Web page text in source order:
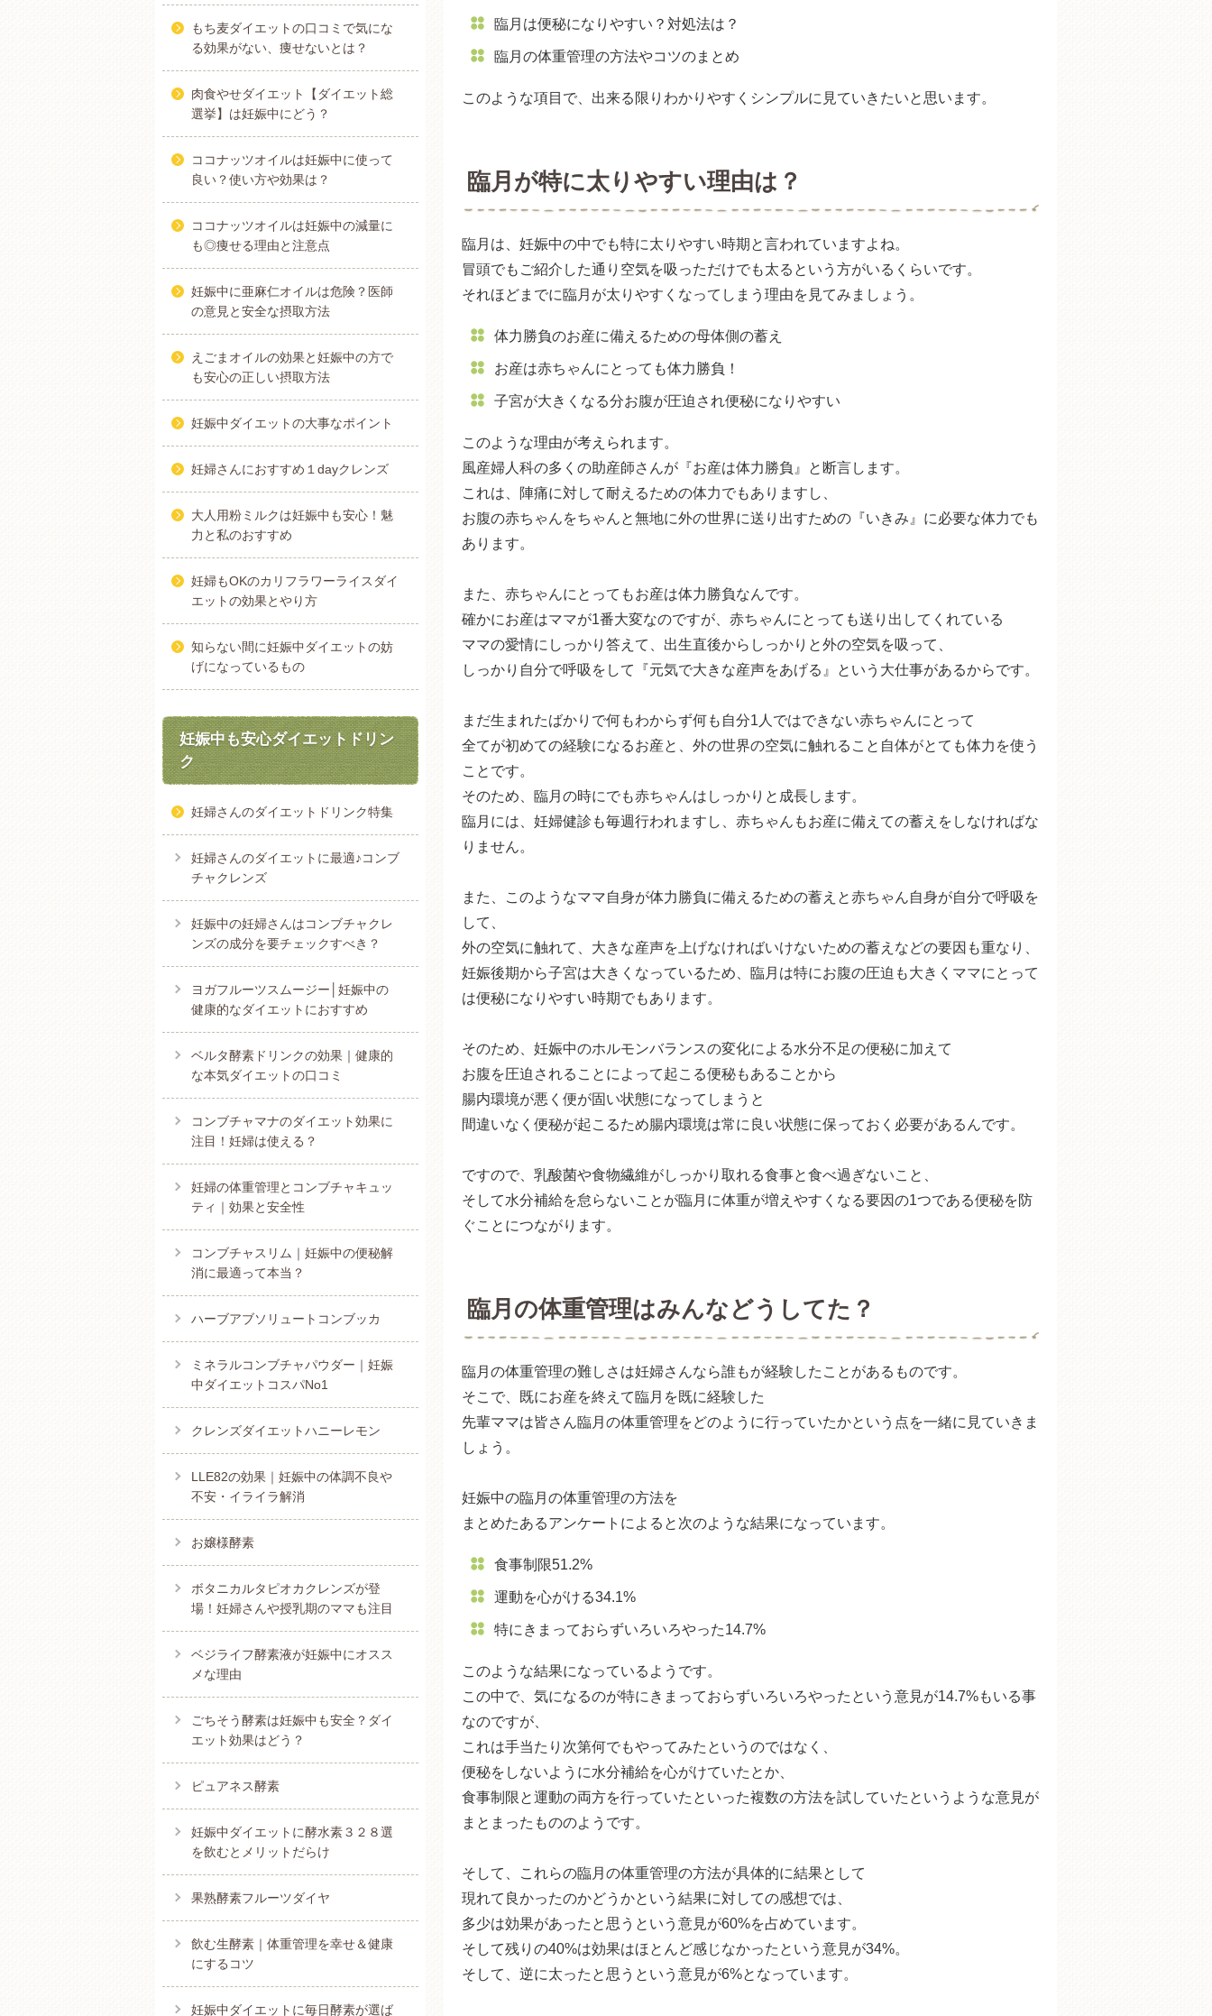
臨月は便秘になりやすい？対処法は？
臨月の体重管理の方法やコツのまとめ
このような項目で、出来る限りわかりやすくシンプルに見ていきたいと思います。
臨月が特に太りやすい理由は？
臨月は、妊娠中の中でも特に太りやすい時期と言われていますよね。
冒頭でもご紹介した通り空気を吸っただけでも太るという方がいるくらいです。
それほどまでに臨月が太りやすくなってしまう理由を見てみましょう。
体力勝負のお産に備えるための母体側の蓄え
お産は赤ちゃんにとっても体力勝負！
子宮が大きくなる分お腹が圧迫され便秘になりやすい
このような理由が考えられます。
風産婦人科の多くの助産師さんが『お産は体力勝負』と断言します。
これは、陣痛に対して耐えるための体力でもありますし、
お腹の赤ちゃんをちゃんと無地に外の世界に送り出すための『いきみ』に必要な体力でも
あります。
また、赤ちゃんにとってもお産は体力勝負なんです。
確かにお産はママが1番大変なのですが、赤ちゃんにとっても送り出してくれている
ママの愛情にしっかり答えて、出生直後からしっかりと外の空気を吸って、
しっかり自分で呼吸をして『元気で大きな産声をあげる』という大仕事があるからです。
まだ生まれたばかりで何もわからず何も自分1人ではできない赤ちゃんにとって
全てが初めての経験になるお産と、外の世界の空気に触れること自体がとても体力を使う
ことです。
そのため、臨月の時にでも赤ちゃんはしっかりと成長します。
臨月には、妊婦健診も毎週行われますし、赤ちゃんもお産に備えての蓄えをしなければな
りません。
また、このようなママ自身が体力勝負に備えるための蓄えと赤ちゃん自身が自分で呼吸を
して、
外の空気に触れて、大きな産声を上げなければいけないための蓄えなどの要因も重なり、
妊娠後期から子宮は大きくなっているため、臨月は特にお腹の圧迫も大きくママにとって
は便秘になりやすい時期でもあります。
そのため、妊娠中のホルモンバランスの変化による水分不足の便秘に加えて
お腹を圧迫されることによって起こる便秘もあることから
腸内環境が悪く便が固い状態になってしまうと
間違いなく便秘が起こるため腸内環境は常に良い状態に保っておく必要があるんです。
ですので、乳酸菌や食物繊維がしっかり取れる食事と食べ過ぎないこと、
そして水分補給を怠らないことが臨月に体重が増えやすくなる要因の1つである便秘を防
ぐことにつながります。
臨月の体重管理はみんなどうしてた？
臨月の体重管理の難しさは妊婦さんなら誰もが経験したことがあるものです。
そこで、既にお産を終えて臨月を既に経験した
先輩ママは皆さん臨月の体重管理をどのように行っていたかという点を一緒に見ていきま
しょう。
妊娠中の臨月の体重管理の方法を
まとめたあるアンケートによると次のような結果になっています。
食事制限51.2%
運動を心がける34.1%
特にきまっておらずいろいろやった14.7%
このような結果になっているようです。
この中で、気になるのが特にきまっておらずいろいろやったという意見が14.7%もいる事
なのですが、
これは手当たり次第何でもやってみたというのではなく、
便秘をしないように水分補給を心がけていたとか、
食事制限と運動の両方を行っていたといった複数の方法を試していたというような意見が
まとまったもののようです。
そして、これらの臨月の体重管理の方法が具体的に結果として
現れて良かったのかどうかという結果に対しての感想では、
多少は効果があったと思うという意見が60%を占めています。
そして残りの40%は効果はほとんど感じなかったという意見が34%。
そして、逆に太ったと思うという意見が6%となっています。
もち麦ダイエットの口コミで気にな
る効果がない、痩せないとは？
肉食やせダイエット【ダイエット総
選挙】は妊娠中にどう？
ココナッツオイルは妊娠中に使って
良い？使い方や効果は？
ココナッツオイルは妊娠中の減量に
も◎痩せる理由と注意点
妊娠中に亜麻仁オイルは危険？医師
の意見と安全な摂取方法
えごまオイルの効果と妊娠中の方で
も安心の正しい摂取方法
妊娠中ダイエットの大事なポイント
妊婦さんにおすすめ１dayクレンズ
大人用粉ミルクは妊娠中も安心！魅
力と私のおすすめ
妊婦もOKのカリフラワーライスダイ
エットの効果とやり方
知らない間に妊娠中ダイエットの妨
げになっているもの
妊娠中も安心ダイエットドリン
ク
妊婦さんのダイエットドリンク特集
妊婦さんのダイエットに最適♪コンブ
チャクレンズ
妊娠中の妊婦さんはコンブチャクレ
ンズの成分を要チェックすべき？
ヨガフルーツスムージー│妊娠中の
健康的なダイエットにおすすめ
ベルタ酵素ドリンクの効果｜健康的
な本気ダイエットの口コミ
コンブチャマナのダイエット効果に
注目！妊婦は使える？
妊婦の体重管理とコンブチャキュッ
ティ｜効果と安全性
コンブチャスリム｜妊娠中の便秘解
消に最適って本当？
ハーブアブソリュートコンブッカ
ミネラルコンブチャパウダー｜妊娠
中ダイエットコスパNo1
クレンズダイエットハニーレモン
LLE82の効果｜妊娠中の体調不良や
不安・イライラ解消
お嬢様酵素
ボタニカルタピオカクレンズが登
場！妊婦さんや授乳期のママも注目
ベジライフ酵素液が妊娠中にオスス
メな理由
ごちそう酵素は妊娠中も安全？ダイ
エット効果はどう？
ピュアネス酵素
妊娠中ダイエットに酵水素３２８選
を飲むとメリットだらけ
果熟酵素フルーツダイヤ
飲む生酵素｜体重管理を幸せ＆健康
にするコツ
妊娠中ダイエットに毎日酵素が選ば